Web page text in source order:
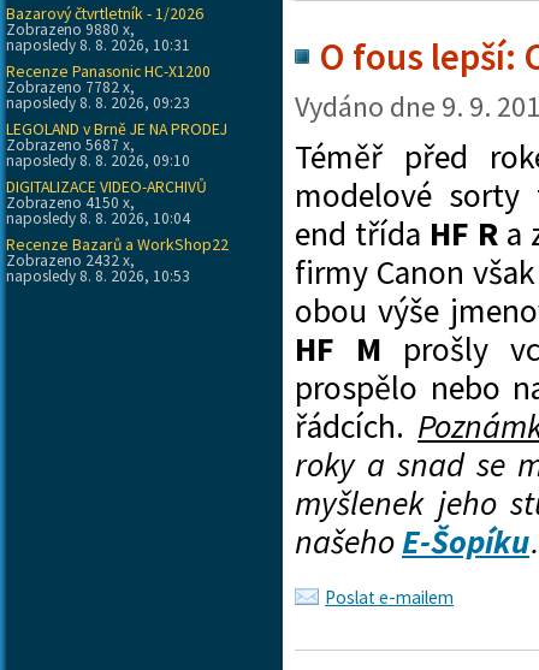
O fous lepší:
Vydáno dne 9. 9.
Téměř před
modelové sorty
end třída HF Ra
firmy Canon
obou výše
HF M prošly
prospělo nebo
řádcích.
roky a snad se
myšlenek jeho
našehoE-Šopíku
Poslat e-mailem
Bazarový čtvrtletník - 1/2026
Zobrazeno 9880 x,
naposledy 8. 8. 2026, 10:31
Recenze Panasonic HC-X1200
Zobrazeno 7782 x,
naposledy 8. 8. 2026, 09:23
LEGOLAND v Brně JE NA PRODEJ
Zobrazeno 5687 x,
naposledy 8. 8. 2026, 09:10
DIGITALIZACE VIDEO-ARCHIVŮ
Zobrazeno 4150 x,
naposledy 8. 8. 2026, 10:04
Recenze Bazarů a WorkShop22
Zobrazeno 2432 x,
naposledy 8. 8. 2026, 10:53